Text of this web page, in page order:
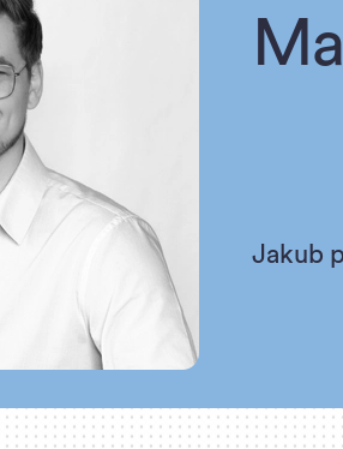
Jakub